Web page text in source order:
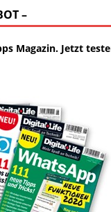
–
Magazin. Jetzt